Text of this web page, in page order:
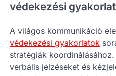
védekezési
A világos kommunikáció
védekezési gyakorlatok
stratégiák
verbális jelzéseket és